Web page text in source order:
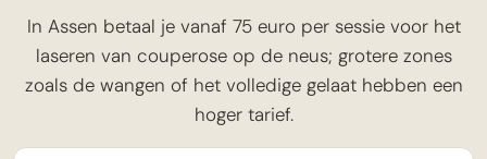
In Assen betaal je vanaf 75 euro per sessie voor het
laseren van couperose op de neus; grotere zones
zoals de wangen of het volledige gelaat hebben een
hoger tarief.